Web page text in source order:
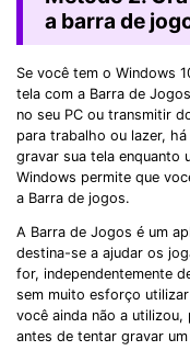
a barra de
Se você tem o Windows
tela com a Barra de
no seu PC ou transmitir
para trabalho ou lazer,
gravar sua tela enquanto
Windows permite que
a Barra de jogos.
A Barra de Jogos é um
destina-se a ajudar os
for, independentemente
sem muito esforço
você ainda não a
antes de tentar gravar